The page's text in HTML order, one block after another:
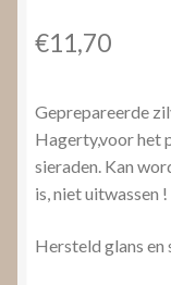
€11,70
Geprepareerde
Hagerty,voor het
sieraden. Kan
is, niet uitwassen !
Hersteld glans